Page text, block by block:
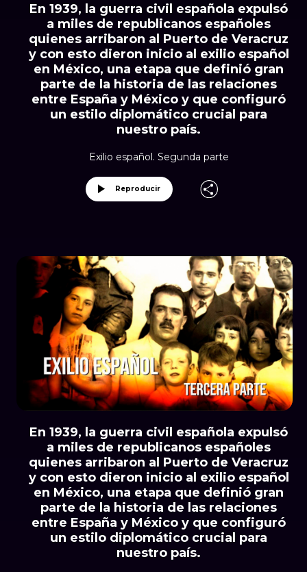
En 1939, la guerra civil española expulsó
a miles de republicanos españoles
quienes arribaron al Puerto de Veracruz
y con esto dieron inicio al exilio español
en México, una etapa que definió gran
parte de la historia de las relaciones
entre España y México y que configuró
un estilo diplomático crucial para
nuestro país.
Exilio español. Segunda parte
Reproducir
En 1939, la guerra civil española expulsó
a miles de republicanos españoles
quienes arribaron al Puerto de Veracruz
y con esto dieron inicio al exilio español
en México, una etapa que definió gran
parte de la historia de las relaciones
entre España y México y que configuró
un estilo diplomático crucial para
nuestro país.